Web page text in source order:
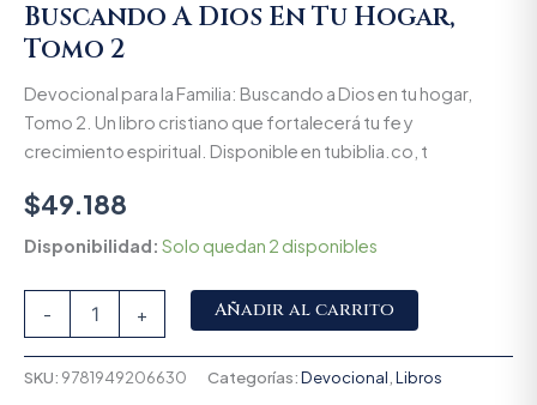
Buscando A Dios En Tu Hogar,
Tomo 2
Devocional para la Familia: Buscando a Dios en tu hogar,
Tomo 2. Un libro cristiano que fortalecerá tu fe y
crecimiento espiritual. Disponible en tubiblia.co, t
$49.188
Disponibilidad: Solo quedan 2 disponibles
- + Añadir al carrito
SKU: 9781949206630 Categorías:Devocional,Libros